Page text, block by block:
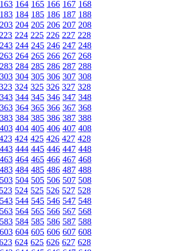
163 164 165 166 167 168
183 184 185 186 187 188
203 204 205 206 207 208
224 225 226 227 228
243 244 245 246 247 248
263 264 265 266 267 268
283 284 285 286 287 288
303 304 305 306 307 308
324 325 326 327 328
343 344 345 346 347 348
363 364 365 366 367 368
383 384 385 386 387 388
403 404 405 406 407 408
424 425 426 427 428
443 444 445 446 447 448
463 464 465 466 467 468
483 484 485 486 487 488
503 504 505 506 507 508
523 524 525 526 527 528
543 544 545 546 547 548
563 564 565 566 567 568
583 584 585 586 587 588
603 604 605 606 607 608
624 625 626 627 628